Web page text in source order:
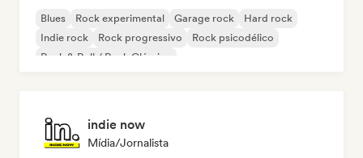
Blues Rock experimental Garage rock
Hard rock
Indie rock
Rock progressivo
Rock psicodélico
Rock & Roll / Rock Clássico
indie now
Mídia/Jornalista